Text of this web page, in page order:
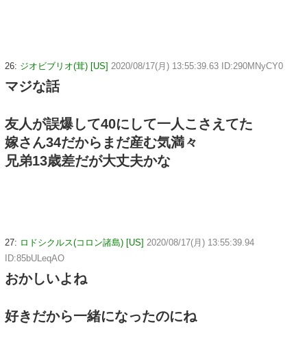
26: ジオビブリオ(茸) [US] 2020/08/17(月) 13:55:39.63 ID:290MNyCY0
マジな話
友人が誤爆して40にして一人こさえてた
嫁さん34だからまだ産む気満々
兄弟13歳差だが大丈夫かな
27: ロドシクルス(コロン諸島) [US] 2020/08/17(月) 13:55:39.94
ID:85bULeqAO
おかしいよね
好きだから一緒になったのにね